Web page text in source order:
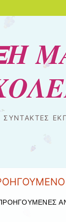
ΣΥΝΤΑΚΤΕΣ